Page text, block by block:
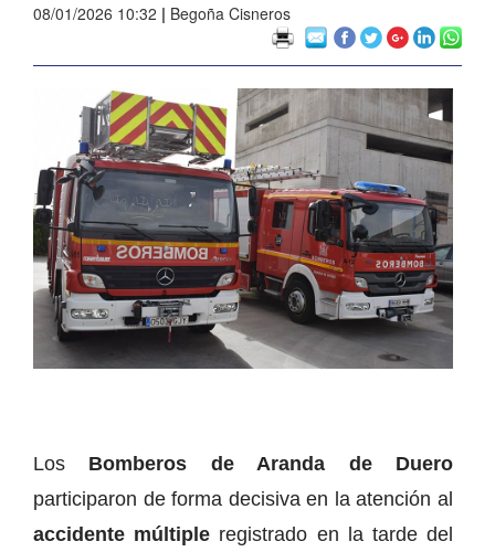
08/01/2026 10:32 | Begoña Cisneros
Los Bomberos de Aranda de Duero
participaron de forma decisiva en la atención al
accidente múltiple registrado en la tarde del